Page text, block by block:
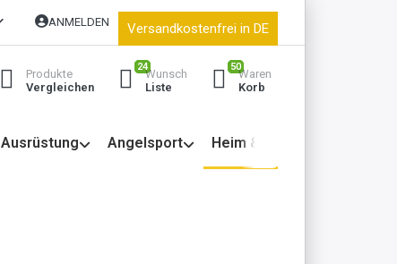
ANMELDEN Versandkostenfrei in DE
Produkte
Vergleichen
24
Wunsch
Liste
50
Waren
Korb
Ausrüstung Angelsport Heim & Garten